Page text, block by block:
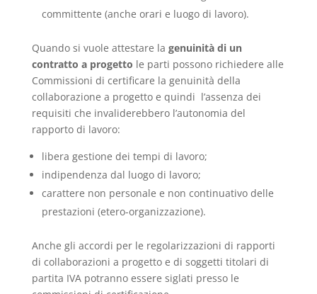
committente (anche orari e luogo di lavoro).
Quando si vuole attestare la genuinità di un
contratto a progetto le parti possono richiedere alle
Commissioni di certificare la genuinità della
collaborazione a progetto e quindi l’assenza dei
requisiti che invaliderebbero l’autonomia del
rapporto di lavoro:
libera gestione dei tempi di lavoro;
indipendenza dal luogo di lavoro;
carattere non personale e non continuativo delle
prestazioni (etero-organizzazione).
Anche gli accordi per le regolarizzazioni di rapporti
di collaborazioni a progetto e di soggetti titolari di
partita IVA potranno essere siglati presso le